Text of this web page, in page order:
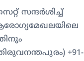
സന്ദര്‍ശിച്ച്
+91-